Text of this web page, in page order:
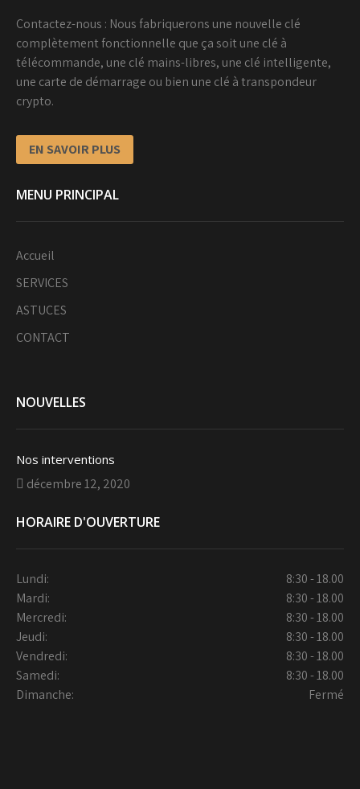
Contactez-nous : Nous fabriquerons une nouvelle clé
complètement fonctionnelle que ça soit une clé à
télécommande, une clé mains-libres, une clé intelligente,
une carte de démarrage ou bien une clé à transpondeur
crypto.
EN SAVOIR PLUS
MENU PRINCIPAL
Accueil
SERVICES
ASTUCES
CONTACT
NOUVELLES
Nos interventions
décembre 12, 2020
HORAIRE D'OUVERTURE
Lundi:
8:30 - 18.00
Mardi:
8:30 - 18.00
Mercredi:
8:30 - 18.00
Jeudi:
8:30 - 18.00
Vendredi:
8:30 - 18.00
Samedi:
8:30 - 18.00
Dimanche:
Fermé